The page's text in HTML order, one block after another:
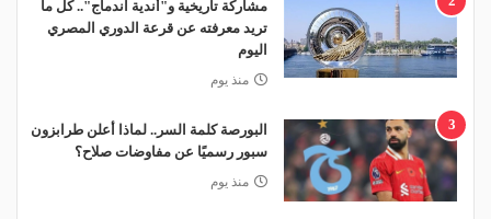
مشاركة تاريخية و"أندية اندماج".. كل ما
تريد معرفته عن قرعة الدوري المصري
اليوم
منذ يوم
3
البورصة كلمة السر.. لماذا أعلن طرابزون
سبور رسميًا عن مفاوضات صلاح؟
منذ يوم